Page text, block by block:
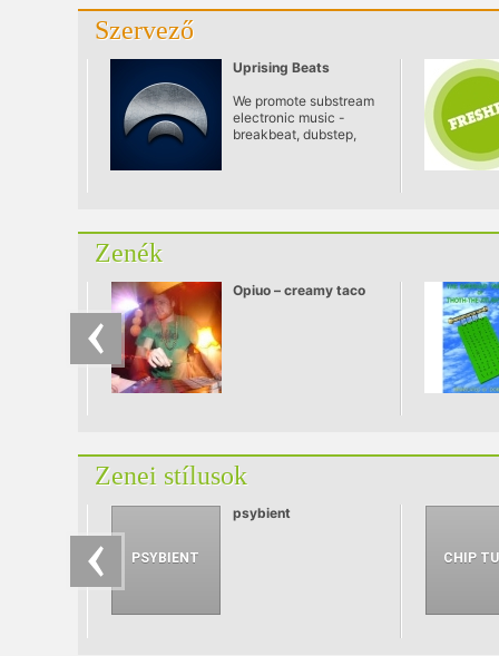
Szervező
Uprising Beats
We promote substream
electronic music -
breakbeat, dubstep,
műfajokat és azon
benneteket egy-egy
ilyen bulival! Members
Zenék
Opiuo – creamy taco
Zenei stílusok
psybient